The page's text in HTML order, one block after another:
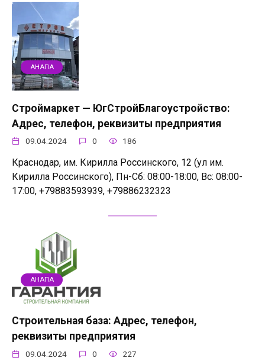
АНАПА
Строймаркет — ЮгСтройБлагоустройство:
Адрес, телефон, реквизиты предприятия
09.04.2024 0 186
Краснодар, им. Кирилла Россинского, 12 (ул им.
Кирилла Россинского), Пн-Сб: 08:00-18:00, Вс: 08:00-
17:00, +79883593939, +79886232323
АНАПА
Строительная база: Адрес, телефон,
реквизиты предприятия
09.04.2024 0 227